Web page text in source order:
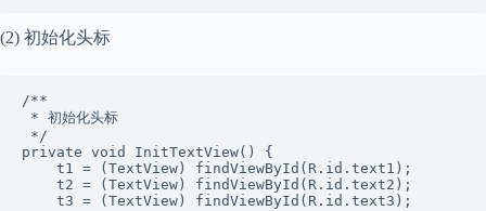
(2) 初始化头标
/**
* 初始化头标
*/
private void InitTextView() {
    t1 = (TextView) findViewById(R.id.text1);
    t2 = (TextView) findViewById(R.id.text2);
    t3 = (TextView) findViewById(R.id.text3);